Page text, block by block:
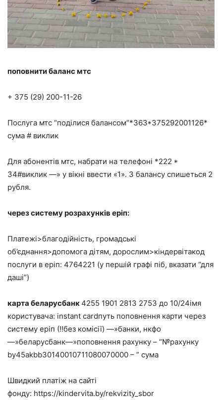
поповнити баланс мтс
+ 375 (29) 200-11-26
Послуга мтс “поділися балансом”*363*375292001126*
сума # виклик
Для абонентів мтс, набрати на телефоні *222 *
34#виклик —» у вікні ввести «1». З балансу спишеться 2
рубля.
через систему розрахунків еріп:
Платежі>благодійність, громадські
об’єднання>допомога дітям, дорослим>кіндервітакод
послуги в еріп: 4764221 (у першій графі піб, вказати “для
даші”)
карта беларусбанк4255 1901 2813 2753 до 10/24імя
користувача: instant cardпуть поповнення карти через
систему еріп (!!без комісії) —»банки, нкфо
—»беларусбанк—»поповнення рахунку – “№рахунку
by45akbb30140010711080070000 – ” сума
Швидкий платіж на сайті
фонду: https://kindervita.by/rekvizity_sbor